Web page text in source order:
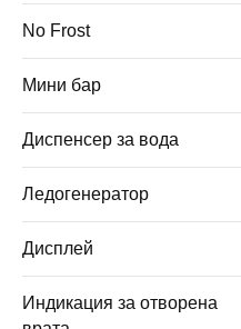
No Frost
Мини бар
Диспенсер за вода
Ледогенератор
Дисплей
Индикация за отворена